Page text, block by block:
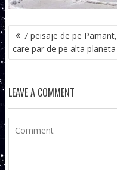
NAVIGARE
ÎN
ARTICOLE
7 peisaje de pe Pamant,
care par de pe alta planeta
LEAVE A COMMENT